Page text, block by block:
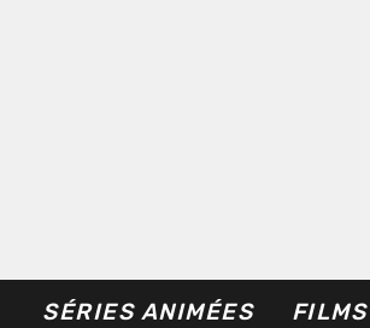
SÉRIES ANIMÉES